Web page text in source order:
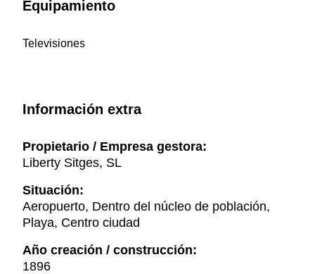
Equipamiento
Televisiones
Información extra
Propietario / Empresa gestora:
Liberty Sitges, SL
Situación:
Aeropuerto, Dentro del núcleo de población,
Playa, Centro ciudad
Año creación / construcción:
1896